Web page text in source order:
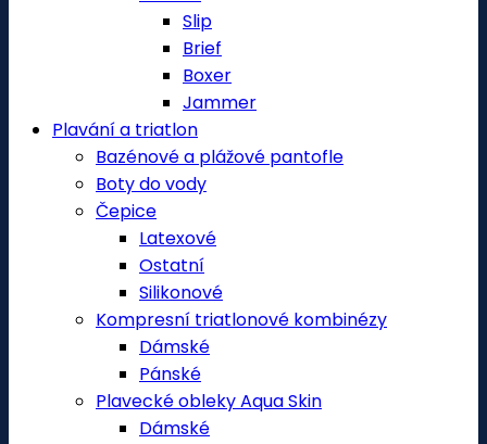
Slip
Brief
Boxer
Jammer
Plavání a triatlon
Bazénové a plážové pantofle
Boty do vody
Čepice
Latexové
Ostatní
Silikonové
Kompresní triatlonové kombinézy
Dámské
Pánské
Plavecké obleky Aqua Skin
Dámské